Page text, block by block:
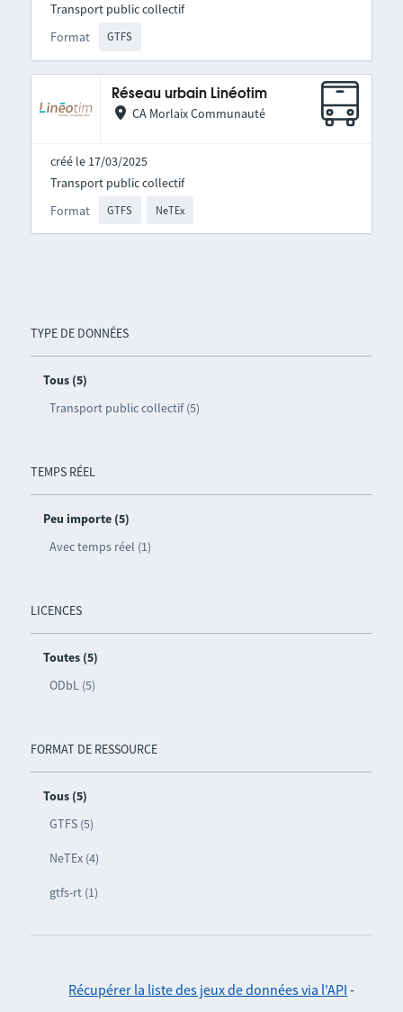
TYPE DE DONNÉES
Tous (5)
Transport public collectif (5)
TEMPS RÉEL
Peu importe (5)
Avec temps réel (1)
LICENCES
Toutes (5)
ODbL (5)
FORMAT DE RESSOURCE
Tous (5)
GTFS (5)
NeTEx (4)
gtfs-rt (1)
Format GTFS
Transport public collectif
Réseau urbain Linéotim
CA Morlaix Communauté
créé le 17/03/2025
Format GTFS NeTEx
Transport public collectif
Récupérer la liste des jeux de données via l'API -